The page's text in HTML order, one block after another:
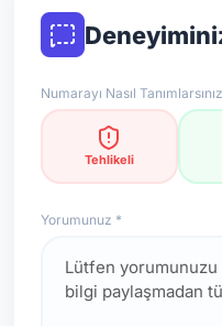
*Not: Değerlendirmeler
Numarayı Nasıl
Tehlikeli
Yorumunuz *